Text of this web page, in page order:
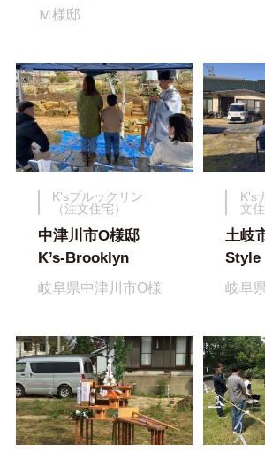
Ｍ様邸
K'sブルックリン
（注文住宅）
中津川市O様邸
K’s-Brooklyn
岐阜県中津川市O様
K's
文住
土岐
Style
岐阜